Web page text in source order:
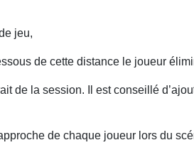
jeu,
de cette distance le joueur
de la session. Il est conseillé
de chaque joueur lors du